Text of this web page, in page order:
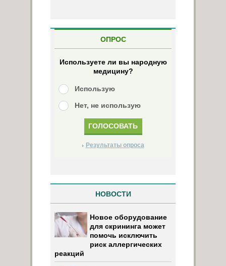
ОПРОС
Используете ли вы народную
медицину?
Использую
Нет, не использую
Результаты опроса
НОВОСТИ
Новое оборудование
для скрининга может
помочь исключить
риск аллергических
реакций